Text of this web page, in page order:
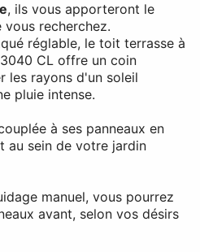
, ils vous apporteront le
recherchez.
réglable, le toit terrasse à
CL offre un coin
les rayons d'un soleil
pluie intense.
à ses panneaux en
au sein de votre jardin
manuel, vous pourrez
avant, selon vos désirs